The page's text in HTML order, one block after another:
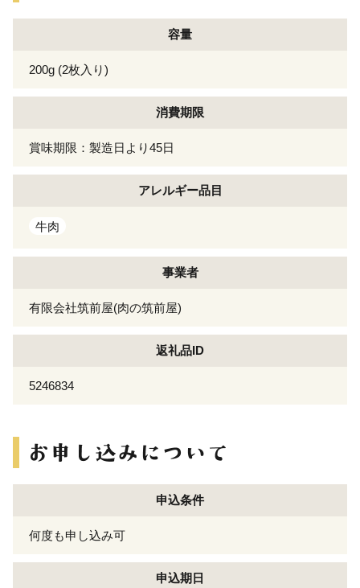
容量
200g (2枚入り)
消費期限
賞味期限：製造日より45日
アレルギー品目
牛肉
事業者
有限会社筑前屋(肉の筑前屋)
返礼品ID
5246834
申込条件
何度も申し込み可
申込期日